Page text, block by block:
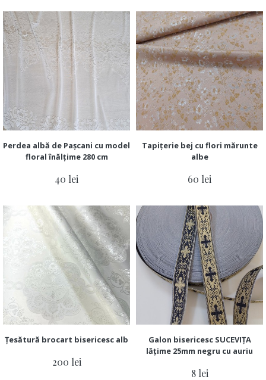
Perdea albă de Pașcani cu model
floral înălțime 280 cm
40 lei
Tapițerie bej cu flori mărunte
albe
60 lei
Țesătură brocart bisericesc alb
200 lei
Galon bisericesc SUCEVIȚA
lățime 25mm negru cu auriu
8 lei